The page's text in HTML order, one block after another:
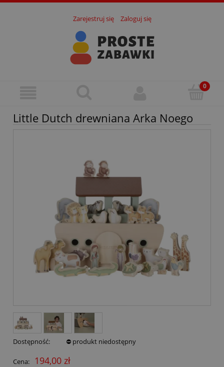
Zarejestruj się Zaloguj się
Little Dutch drewniana Arka Noego
Dostępność: ⛔ produkt niedostępny
Cena: 194,00 zł